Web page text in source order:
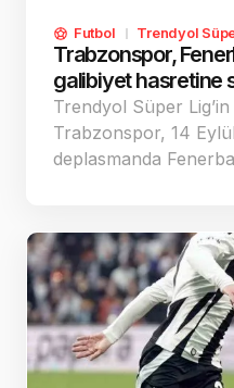
Futbol Trendyol
Trabzonspor,
galibiyet hasretine
Trendyol Süper Lig’in
Trabzonspor, 14
deplasmanda